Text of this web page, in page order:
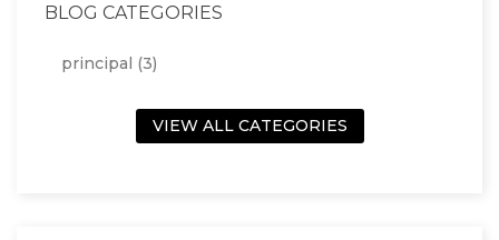
BLOG CATEGORIES
principal (3)
VIEW ALL CATEGORIES